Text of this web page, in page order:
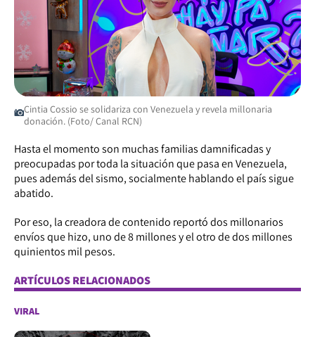
Cintia Cossio se solidariza con Venezuela y revela millonaria
donación. (Foto/ Canal RCN)
Hasta el momento son muchas familias damnificadas y
preocupadas por toda la situación que pasa en Venezuela,
pues además del sismo, socialmente hablando el país sigue
abatido.
Por eso, la creadora de contenido reportó dos millonarios
envíos que hizo, uno de 8 millones y el otro de dos millones
quinientos mil pesos.
ARTÍCULOS RELACIONADOS
VIRAL